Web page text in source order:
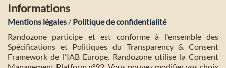
Informations
Mentions légales / Politique de confidentialité
Randozone participe et est conforme à l'ensemble des
Spécifications et Politiques du Transparency & Consent
Framework de l'IAB Europe. Randozone utilise la Consent